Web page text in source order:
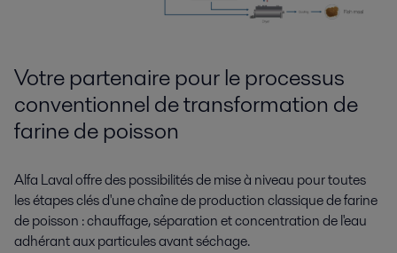
Votre partenaire pour le processus
conventionnel de transformation de
farine de poisson
Alfa Laval offre des possibilités de mise à niveau pour toutes
les étapes clés d'une chaîne de production classique de farine
de poisson : chauffage, séparation et concentration de l'eau
adhérant aux particules avant séchage.